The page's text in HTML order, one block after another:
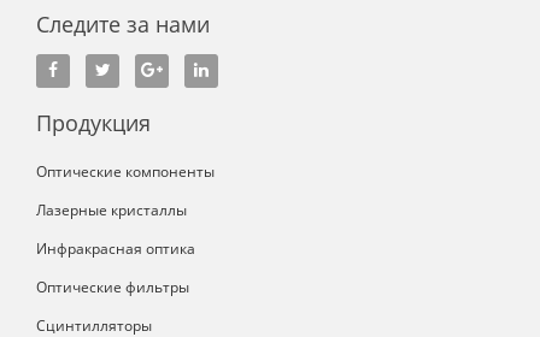
Следите за нами
Продукция
Оптические компоненты
Лазерные кристаллы
Инфракрасная оптика
Оптические фильтры
Сцинтилляторы